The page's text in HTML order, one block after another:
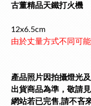
古董精品天鐵打火機
12x6.5cm
由於丈量方式不同可能
產品照片因拍攝燈光
出貨商品為準，敬請見
網站若已完售,請不吝